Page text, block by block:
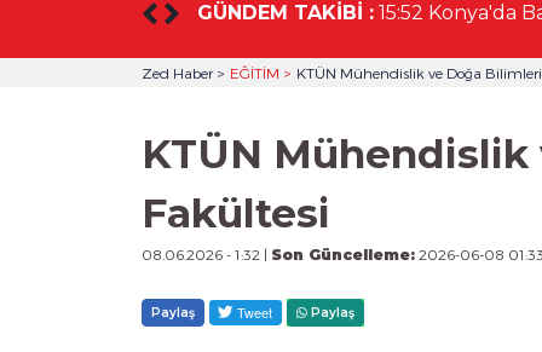
GÜNDEM TAKİBİ :
Beslenmeyle Başlar!
Zed Haber > EĞİTİM > KTÜN Mühendislik ve Doğa
KTÜN
Fakültesi
08.06.2026 - 1:32 | Son Güncelleme: 2026-06-08
Paylaş Paylaş